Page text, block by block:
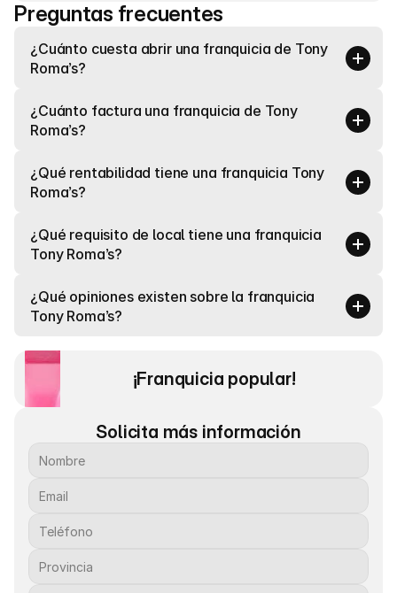
Preguntas frecuentes
¿Cuánto cuesta abrir una franquicia de Tony
Roma’s?
¿Cuánto factura una franquicia de Tony
Roma’s?
¿Qué rentabilidad tiene una franquicia Tony
Roma’s?
¿Qué requisito de local tiene una franquicia
Tony Roma’s?
¿Qué opiniones existen sobre la franquicia
Tony Roma’s?
¡Franquicia popular!
Solicita más información